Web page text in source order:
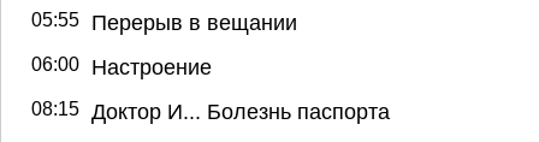
05:55 Перерыв в вещании
06:00 Настроение
08:15 Доктор И... Болезнь паспорта